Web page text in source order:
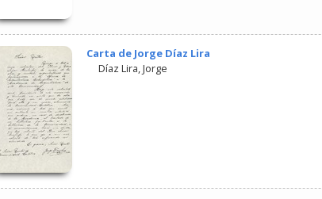
Carta de Jorge Díaz Lira
Díaz Lira, Jorge